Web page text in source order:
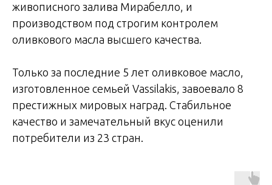
живописного залива Мирабелло, и
производством под строгим контролем
оливкового масла высшего качества.
Только за последние 5 лет оливковое масло,
изготовленное семьей Vassilakis, завоевало 8
престижных мировых наград. Стабильное
качество и замечательный вкус оценили
потребители из 23 стран.